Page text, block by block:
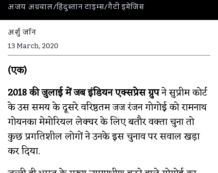
अजय अग्रवाल/हिंदुस्तान टाइम्स/गैटी इमेजिस
अर्शु जॉन
13 March, 2020
(एक)
2018 की जुलाई में जब इंडियन एक्सप्रेस ग्रुपने सुप्रीम कोर्ट
के उस समय के दूसरे वरिष्ठतम जज रंजन गोगोई को रामनाथ
गोयनका मेमोरियल लेक्चर के लिए बतौर वक्ता चुना तो
कुछ प्रगतिशील लोगों ने उनके इस चुनाव पर सवाल खड़ा
कर दिया.